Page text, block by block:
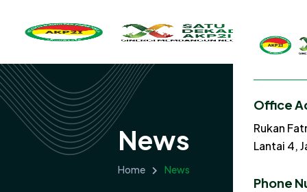
Office
Rukan
Lantai 4,
Phone
News
Home News